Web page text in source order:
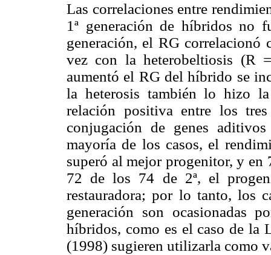
Las correlaciones entre
1ª generación de híbridos no
generación, el RG
vez con la heterobeltiosis (R
aumentó el RG del híbrido se
la heterosis también lo hizo
relación positiva entre los
conjugación de genes
mayoría de los casos, el
superó al mejor progenitor, y en
72 de los 74 de 2ª, el
restauradora; por lo tanto, los
generación son ocasionadas
híbridos, como es el caso de
(1998) sugieren utilizarla como